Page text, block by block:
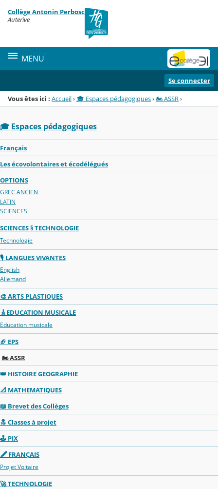
Menu de la rubrique
Contenu
Collège Antonin Perbosc
Auterive
MENU
Se connecter
Vous êtes ici : Accueil› 🎓 Espaces pédagogiques› 🏍️ ASSR›
🎓 Espaces pédagogiques
Français
Les écovolontaires et écodélégués
OPTIONS
GREC ANCIEN
LATIN
SCIENCES
SCIENCES § TECHNOLOGIE
Technologie
🎙️ LANGUES VIVANTES
English
Allemand
🎨 ARTS PLASTIQUES
🎸EDUCATION MUSICALE
Education musicale
🏈 EPS
🏍️ ASSR
👑 HISTOIRE GEOGRAPHIE
📐 MATHEMATIQUES
📖 Brevet des Collèges
🔝 Classes à projet
🕹️ PIX
🖋️ FRANÇAIS
Projet Voltaire
🚀 TECHNOLOGIE